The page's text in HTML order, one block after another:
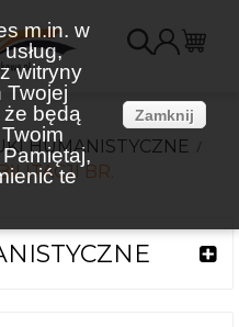
m.in. w
witryny
Twojej
będą
te
Zamknij
HUMANISTYCZNE
BR.